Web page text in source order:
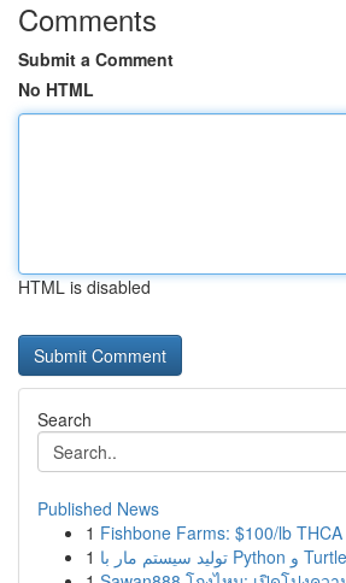
Comments
Submit a Comment
No HTML
HTML is disabled
Search
Published News
1 Fishbone Farms: $100/lb
1